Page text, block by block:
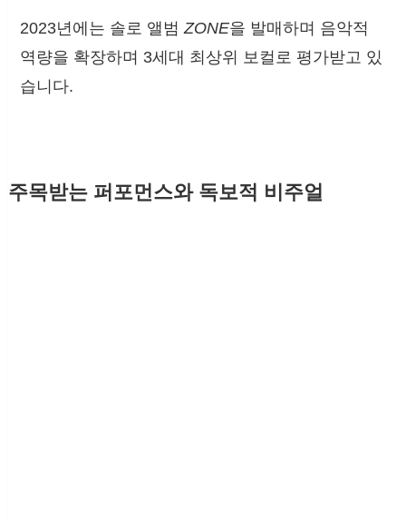
2023년에는 솔로 앨범ZONE을 발매하며 음악적
역량을 확장하며 3세대 최상위 보컬로 평가받고 있
습니다.
주목받는 퍼포먼스와 독보적 비주얼